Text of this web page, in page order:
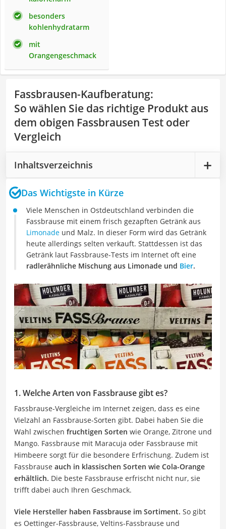
besonders
kohlenhydratarm
mit
Orangengeschmack
Fassbrausen-Kaufberatung:
So wählen Sie das richtige Produkt aus
dem obigen Fassbrausen Test oder
Vergleich
Inhaltsverzeichnis
Das Wichtigste in Kürze
Viele Menschen in Ostdeutschland verbinden die
Fassbrause mit einem frisch gezapften Getränk aus
Limonade und Malz. In dieser Form wird das Getränk
heute allerdings selten verkauft. Stattdessen ist das
Getränk laut Fassbrause-Tests im Internet oft eine
radlerähnliche Mischung aus Limonade und Bier.
1. Welche Arten von Fassbrause gibt es?
Fassbrause-Vergleiche im Internet zeigen, dass es eine
Vielzahl an Fassbrause-Sorten gibt. Dabei haben Sie die
Wahl zwischen fruchtigen Sorten wie Orange, Zitrone und
Mango. Fassbrause mit Maracuja oder Fassbrause mit
Himbeere sorgt für die besondere Erfrischung. Zudem ist
Fassbrause auch in klassischen Sorten wie Cola-Orange
erhältlich. Die beste Fassbrause erfrischt nicht nur, sie
trifft dabei auch Ihren Geschmack.
Viele Hersteller haben Fassbrause im Sortiment. So gibt
es Oettinger-Fassbrause, Veltins-Fassbrause und